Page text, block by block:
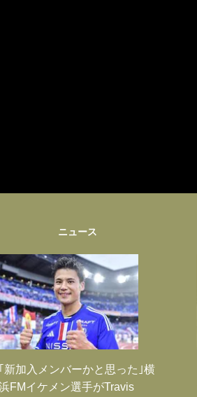
ニュース
｢新加入メンバーかと思った｣横
FMイケメン選手がTravis